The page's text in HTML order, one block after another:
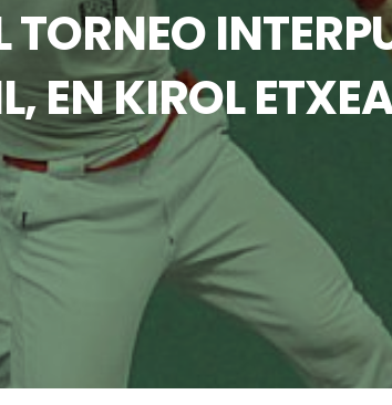
EN KIROL